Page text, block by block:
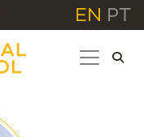
EN PT